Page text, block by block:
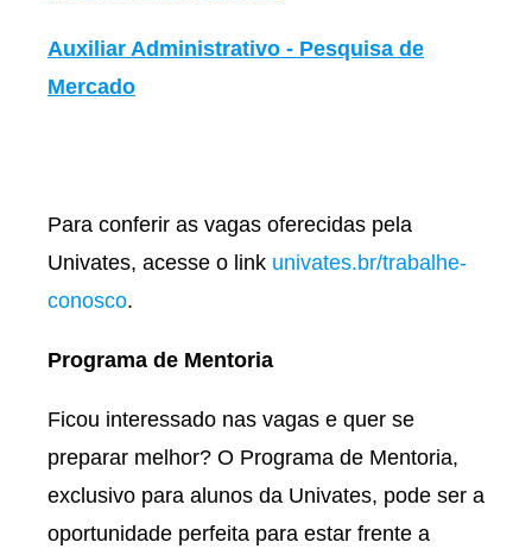
Auxiliar Administrativo - Pesquisa de
Mercado
Para conferir as vagas oferecidas pela
Univates, acesse o link univates.br/trabalhe-
conosco.
Programa de Mentoria
Ficou interessado nas vagas e quer se
preparar melhor? O Programa de Mentoria,
exclusivo para alunos da Univates, pode ser a
oportunidade perfeita para estar frente a